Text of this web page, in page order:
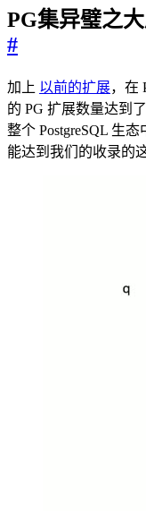
PG集异璧之
#
加上 以前的扩展，在
的 PG 扩展数量达到了
整个 PostgreSQL 生
能达到我们的收录的